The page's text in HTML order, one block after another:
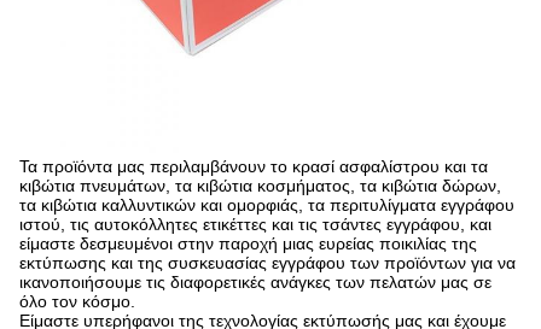
Τα προϊόντα μας περιλαμβάνουν το κρασί ασφαλίστρου και τα
κιβώτια πνευμάτων, τα κιβώτια κοσμήματος, τα κιβώτια δώρων,
τα κιβώτια καλλυντικών και ομορφιάς, τα περιτυλίγματα εγγράφου
ιστού, τις αυτοκόλλητες ετικέττες και τις τσάντες εγγράφου, και
είμαστε δεσμευμένοι στην παροχή μιας ευρείας ποικιλίας της
εκτύπωσης και της συσκευασίας εγγράφου των προϊόντων για να
ικανοποιήσουμε τις διαφορετικές ανάγκες των πελατών μας σε
όλο τον κόσμο.
Είμαστε υπερήφανοι της τεχνολογίας εκτύπωσής μας και έχουμε